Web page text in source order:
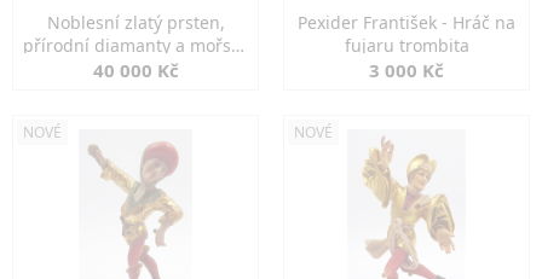
Noblesní zlatý prsten,
přírodní diamanty a mořské
perly
40 000 Kč
Pexider František - Hráč na
fujaru trombita
3 000 Kč
NOVÉ NOVÉ